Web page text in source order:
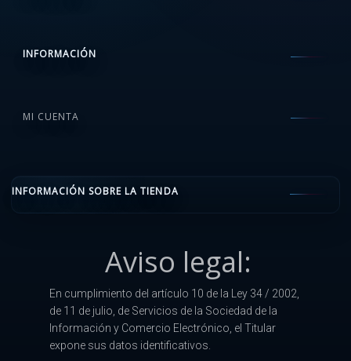
INFORMACIÓN
MI CUENTA
INFORMACIÓN SOBRE LA TIENDA
Aviso legal:
En cumplimiento del artículo 10 de la Ley 34 / 2002,
de 11 de julio, de Servicios de la Sociedad de la
Información y Comercio Electrónico, el Titular
expone sus datos identificativos.